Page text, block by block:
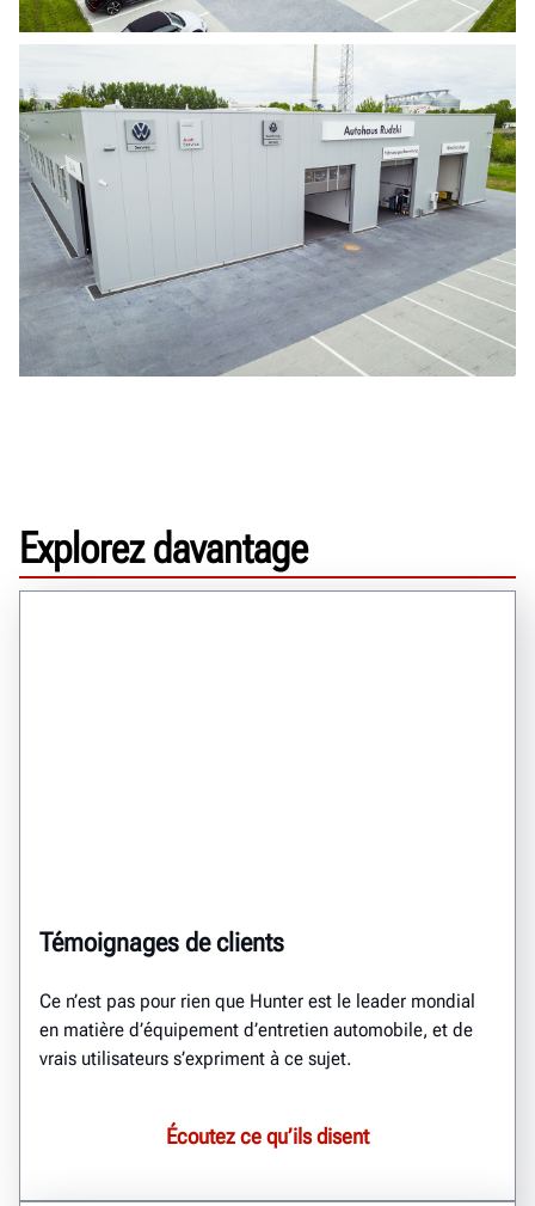
Explorez davantage
Témoignages de clients
Ce n’est pas pour rien que Hunter est le leader mondial
en matière d’équipement d’entretien automobile, et de
vrais utilisateurs s’expriment à ce sujet.
Écoutez ce qu’ils disent